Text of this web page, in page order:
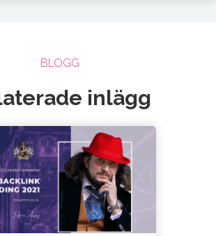
BLOGG
inlägg